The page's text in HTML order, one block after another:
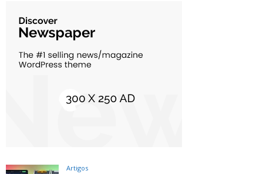
Artigos